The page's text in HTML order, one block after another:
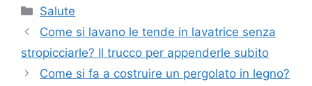
Categorie
Salute
Come si lavano le tende in lavatrice senza
stropicciarle? Il trucco per appenderle subito
Come si fa a costruire un pergolato in legno?